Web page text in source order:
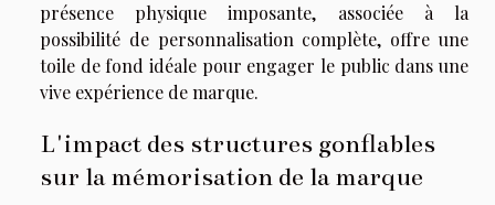
présence physique imposante, associée à la
possibilité de personnalisation complète, offre une
toile de fond idéale pour engager le public dans une
vive expérience de marque.
L'impact des structures gonflables
sur la mémorisation de la marque